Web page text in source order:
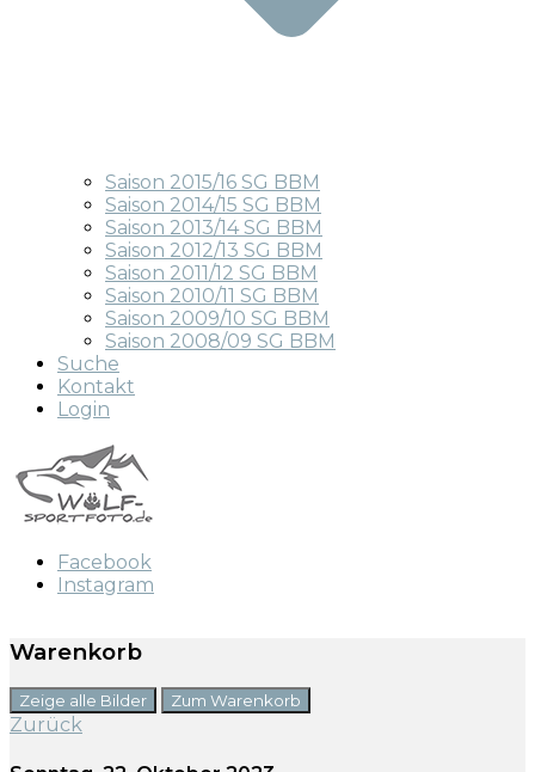
Saison 2015/16 SG BBM
Saison 2014/15 SG BBM
Saison 2013/14 SG BBM
Saison 2012/13 SG BBM
Saison 2011/12 SG BBM
Saison 2010/11 SG BBM
Saison 2009/10 SG BBM
Saison 2008/09 SG BBM
Suche
Kontakt
Login
Facebook
Instagram
Warenkorb
Zeige alle Bilder Zum Warenkorb
Zurück